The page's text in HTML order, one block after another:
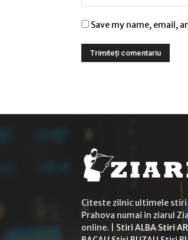
Save my name, email,
Citeste zilnic ultimele
Prahova numai in ziarul
online. | Stiri ALBAStiri